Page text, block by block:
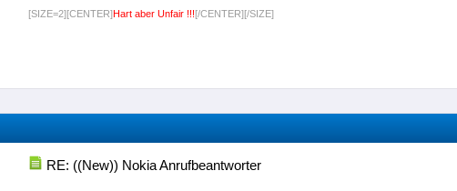
[SIZE=2][CENTER]Hart aber Unfair !!![/CENTER][/SIZE]
RE: ((New)) Nokia Anrufbeantworter